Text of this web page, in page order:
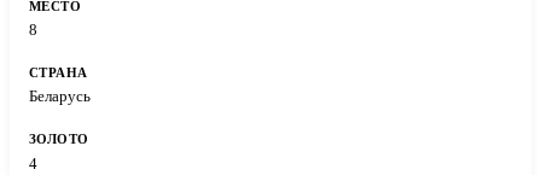
8
Беларусь
4